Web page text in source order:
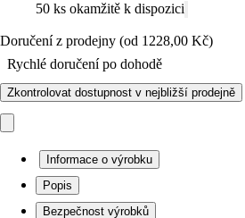
50 ks okamžitě k dispozici
Doručení z prodejny (od 1228,00 Kč)
Rychlé doručení po dohodě
Zkontrolovat dostupnost v nejbližší prodejně
Informace o výrobku
Popis
Bezpečnost výrobků